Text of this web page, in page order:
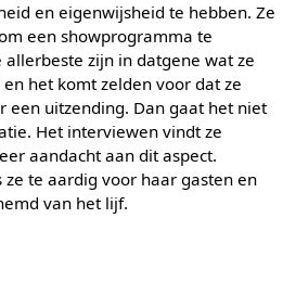
en eigenwijsheid te hebben. Ze
een showprogramma te
zijn in datgene wat ze
het komt zelden voor dat ze
een uitzending. Dan gaat het niet
Het interviewen vindt ze
aandacht aan dit aspect.
te aardig voor haar gasten en
van het lijf.